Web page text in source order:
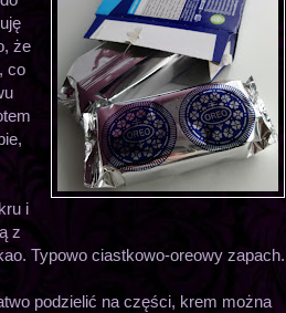
że
co
i
z
Typowo ciastkowo-oreowy zapach.
podzielić na części, krem można